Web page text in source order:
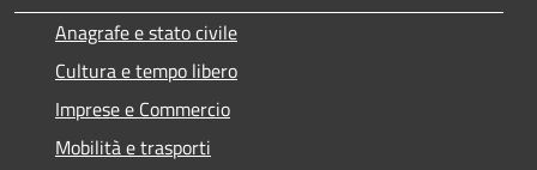
Anagrafe e stato civile
Cultura e tempo libero
Imprese e Commercio
Mobilità e trasporti